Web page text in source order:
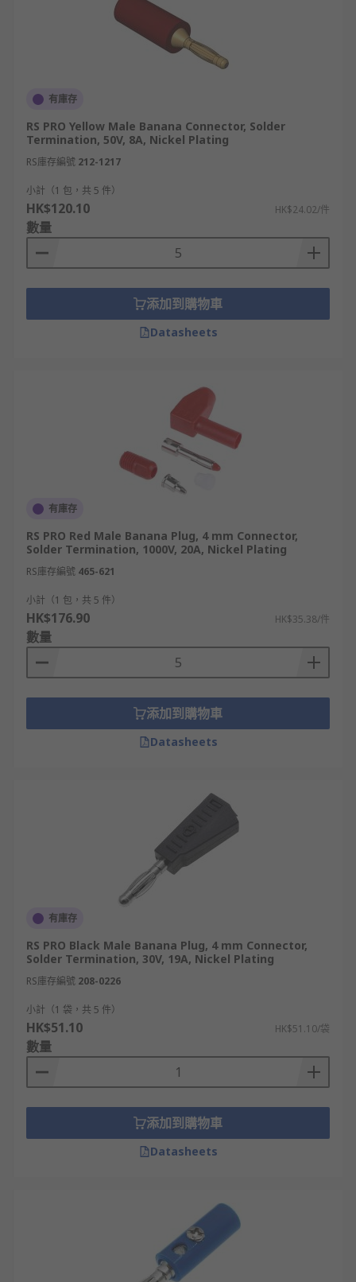
有庫存
RS PRO Yellow Male Banana Connector, Solder
Termination, 50V, 8A, Nickel Plating
RS庫存編號 212-1217
小計（1 包，共 5 件）
HK$120.10 HK$24.02/件
數量
添加到購物車
Datasheets
有庫存
RS PRO Red Male Banana Plug, 4 mm Connector,
Solder Termination, 1000V, 20A, Nickel Plating
RS庫存編號 465-621
小計（1 包，共 5 件）
HK$176.90 HK$35.38/件
數量
添加到購物車
Datasheets
有庫存
RS PRO Black Male Banana Plug, 4 mm Connector,
Solder Termination, 30V, 19A, Nickel Plating
RS庫存編號 208-0226
小計（1 袋，共 5 件）
HK$51.10 HK$51.10/袋
數量
添加到購物車
Datasheets